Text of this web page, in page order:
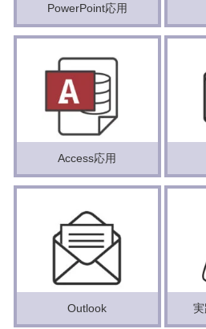
PowerPoint応用
Access応用
Outlook